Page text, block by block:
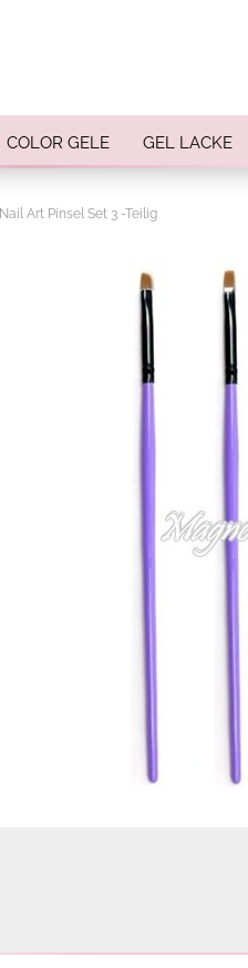
COLOR GELE GEL LACKE
Nail Art Pinsel Set 3 -Teilig